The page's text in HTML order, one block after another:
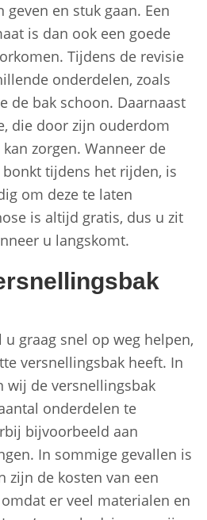
en stuk gaan. Een
is dan ook een goede
Tijdens de revisie
onderdelen, zoals
de bak schoon. Daarnaast
die door zijn ouderdom
zorgen. Wanneer de
tijdens het rijden, is
om deze te laten
is altijd gratis, dus u zit
u langskomt.
u graag snel op weg helpen,
versnellingsbak heeft. In
wij de versnellingsbak
onderdelen te
bijvoorbeeld aan
In sommige gevallen is
zijn de kosten van een
er veel materialen en